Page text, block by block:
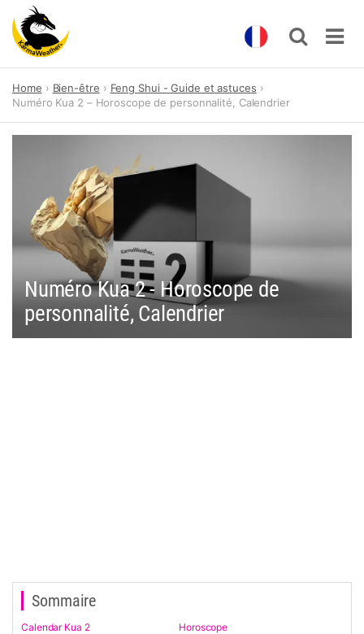
content
Home Bien-être
Feng Shui - Guide et astuces
Numéro Kua 2 – Horoscope de personnalité, Calendrier
Numéro Kua 2 - Horoscope de
personnalité, Calendrier
Sommaire
Calendar Kua 2
Horoscope